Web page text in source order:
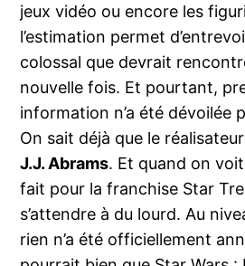
jeux vidéo ou encore les
l’estimation permet
colossal que devrait
nouvelle fois. Et pourtant,
information n’a été dévoilée
On sait déjà que le
J.J. Abrams. Et quand on voit
fait pour la franchise Star
s’attendre à du lourd. Au
rien n’a été officiellement